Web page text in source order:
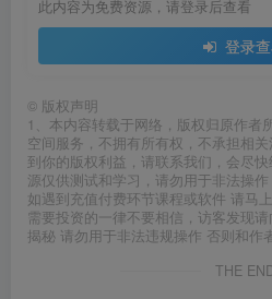
此内容为免费资源，请登录后查看
登录
© 版权声明
1、本内容转载于网络，版权归原作者
空间服务，不拥有所有权，不承担相
到你的版权利益，请联系我们，会尽
源仅供测试和学习，请勿用于非法操作
如遇到充值付费环节课程或软件 请马
需要投资的一律不要相信，访客发现
揭秘 请勿用于非法违规操作 否则和作
THE